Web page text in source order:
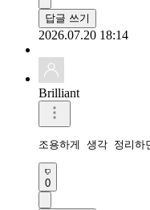
답글 쓰기
2026.07.20 18:14
Brilliant
조용하게 생각 정리
0